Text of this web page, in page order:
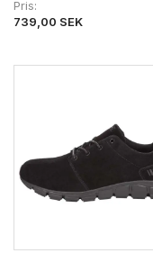
Pris
739,00 SEK